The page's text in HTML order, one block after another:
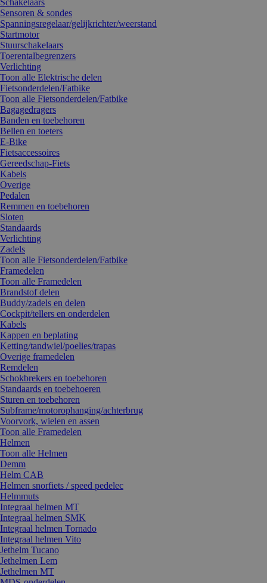
Schakelaars
Sensoren & sondes
Spanningsregelaar/gelijkrichter/weerstand
Startmotor
Stuurschakelaars
Toerentalbegrenzers
Verlichting
Toon alle Elektrische delen
Fietsonderdelen/Fatbike
Toon alle Fietsonderdelen/Fatbike
Bagagedragers
Banden en toebehoren
Bellen en toeters
E-Bike
Fietsaccessoires
Gereedschap-Fiets
Kabels
Overige
Pedalen
Remmen en toebehoren
Sloten
Standaards
Verlichting
Zadels
Toon alle Fietsonderdelen/Fatbike
Framedelen
Toon alle Framedelen
Brandstof delen
Buddy/zadels en delen
Cockpit/tellers en onderdelen
Kabels
Kappen en beplating
Ketting/tandwiel/poelies/trapas
Overige framedelen
Remdelen
Schokbrekers en toebehoren
Standaards en toebehoeren
Sturen en toebehoren
Subframe/motorophanging/achterbrug
Voorvork, wielen en assen
Toon alle Framedelen
Helmen
Toon alle Helmen
Demm
Helm CAB
Helmen snorfiets / speed pedelec
Helmmuts
Integraal helmen MT
Integraal helmen SMK
Integraal helmen Tornado
Integraal helmen Vito
Jethelm Tucano
Jethelmen Lem
Jethelmen MT